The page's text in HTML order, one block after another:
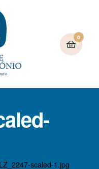
0
scaled-1.jpg